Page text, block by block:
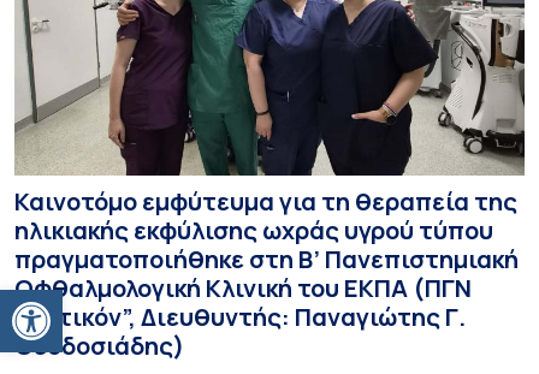
Ανοίξτε τη γραμμή εργαλείων
Καινοτόμο εμφύτευμα για τη θεραπεία της
ηλικιακής εκφύλισης ωχράς υγρού τύπου
πραγματοποιήθηκε στη Β’ Πανεπιστημιακή
Οφθαλμολογική Κλινική του ΕΚΠΑ (ΠΓΝ
“Αττικόν”, Διευθυντής: Παναγιώτης Γ.
Θεοδοσιάδης)